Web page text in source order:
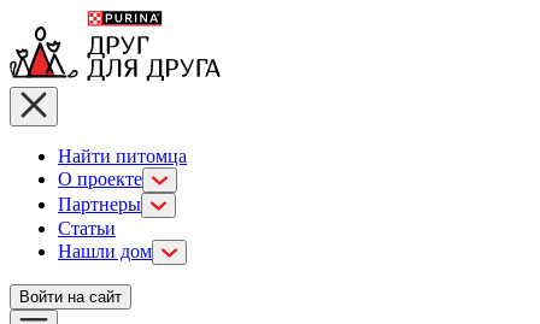
Найти питомца
О проекте
Партнеры
Статьи
Нашли дом
Войти на сайт